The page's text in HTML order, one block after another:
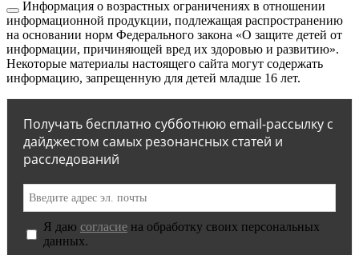
Информация о возрастных ограничениях в отношении
информационной продукции, подлежащая распространению
на основании норм Федерального закона «О защите детей от
информации, причиняющей вред их здоровью и развитию».
Некоторые материалы настоящего сайта могут содержать
информацию, запрещенную для детей младше 16 лет.
Получать бесплатно субботнюю email-рассылку с
дайджестом самых резонансных статей и
расследований
Я даю согласие на обработку своих персональных
данных.